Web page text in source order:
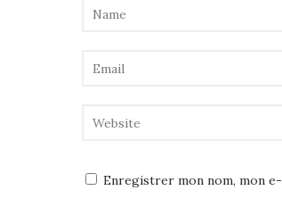
Enregistrer mon nom, mon